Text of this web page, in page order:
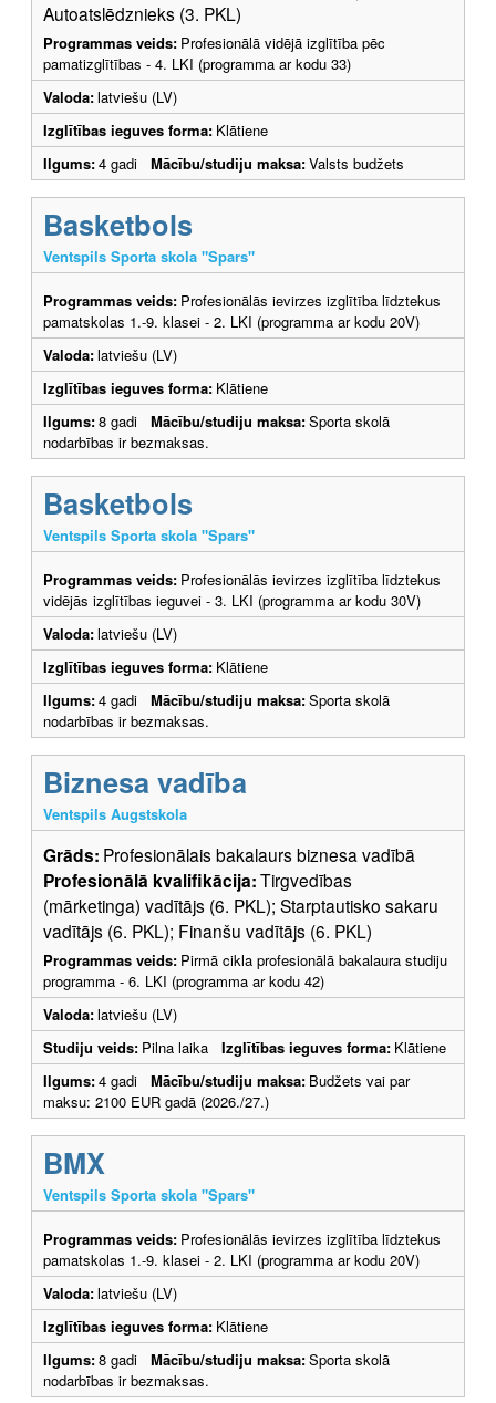
Autoatslēdznieks (3. PKL)
Programmas veids: Profesionālā vidējā izglītība pēc
pamatizglītības - 4. LKI (programma ar kodu 33)
Valoda:latviešu (LV)
Izglītības ieguves forma: Klātiene
Ilgums:4 gadi Mācību/studiju maksa:Valsts budžets
Basketbols
Ventspils Sporta skola "Spars"
Programmas veids: Profesionālās ievirzes izglītība līdztekus
pamatskolas 1.-9. klasei - 2. LKI (programma ar kodu 20V)
Valoda:latviešu (LV)
Izglītības ieguves forma: Klātiene
Ilgums:8 gadi Mācību/studiju maksa:Sporta skolā
nodarbības ir bezmaksas.
Basketbols
Ventspils Sporta skola "Spars"
Programmas veids: Profesionālās ievirzes izglītība līdztekus
vidējās izglītības ieguvei - 3. LKI (programma ar kodu 30V)
Valoda:latviešu (LV)
Izglītības ieguves forma: Klātiene
Ilgums:4 gadi Mācību/studiju maksa:Sporta skolā
nodarbības ir bezmaksas.
Biznesa vadība
Ventspils Augstskola
Grāds: Profesionālais bakalaurs biznesa vadībā
Profesionālā kvalifikācija:Tirgvedības
(mārketinga) vadītājs (6. PKL); Starptautisko sakaru
vadītājs (6. PKL); Finanšu vadītājs (6. PKL)
Programmas veids: Pirmā cikla profesionālā bakalaura studiju
programma - 6. LKI (programma ar kodu 42)
Valoda:latviešu (LV)
Studiju veids: Pilna laika Izglītības ieguves forma: Klātiene
Ilgums:4 gadi Mācību/studiju maksa: Budžets vai par
maksu: 2100 EUR gadā (2026./27.)
BMX
Ventspils Sporta skola "Spars"
Programmas veids: Profesionālās ievirzes izglītība līdztekus
pamatskolas 1.-9. klasei - 2. LKI (programma ar kodu 20V)
Valoda:latviešu (LV)
Izglītības ieguves forma: Klātiene
Ilgums:8 gadi Mācību/studiju maksa:Sporta skolā
nodarbības ir bezmaksas.